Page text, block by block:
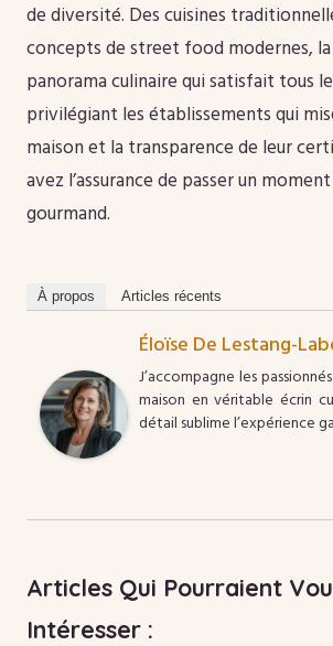
de diversité. Des cuisines
concepts de street food modernes,
panorama culinaire qui satisfait tous
privilégiant les établissements qui
maison et la transparence de leur
avez l’assurance de passer un
gourmand.
À propos Articles récents
Éloïse De Lestang-
J’accompagne les
maison en véritable écrin
détail sublime l’expérience
Articles Qui Pourraient
Intéresser :